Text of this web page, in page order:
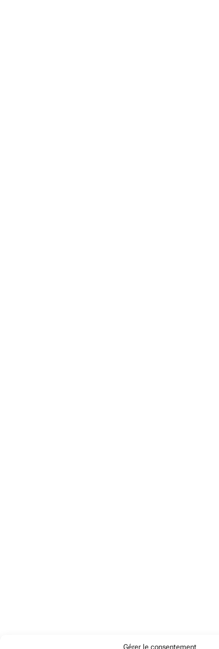
Gérer le consentement